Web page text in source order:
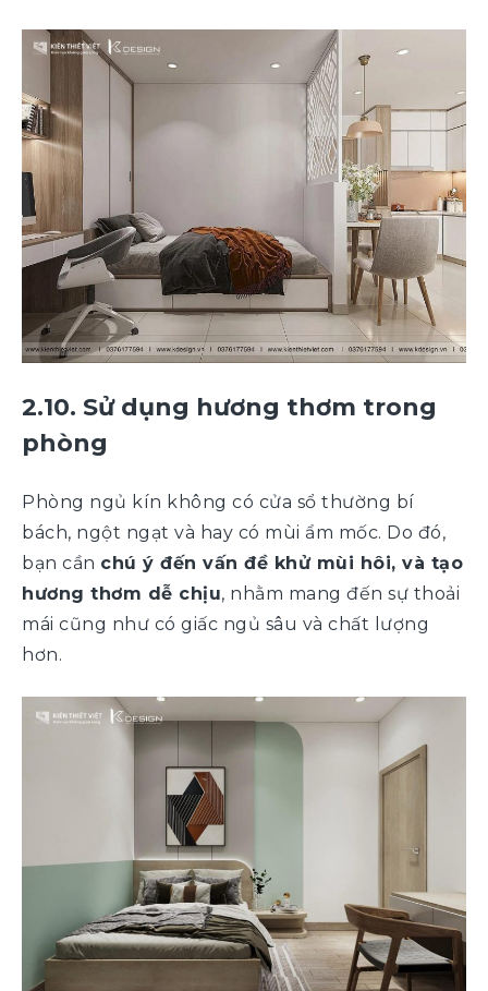
2.10. Sử dụng hương thơm trong
phòng
Phòng ngủ kín không có cửa sổ thường bí
bách, ngột ngạt và hay có mùi ẩm mốc. Do đó,
bạn cần chú ý đến vấn đề khử mùi hôi, và tạo
hương thơm dễ chịu, nhằm mang đến sự thoải
mái cũng như có giấc ngủ sâu và chất lượng
hơn.